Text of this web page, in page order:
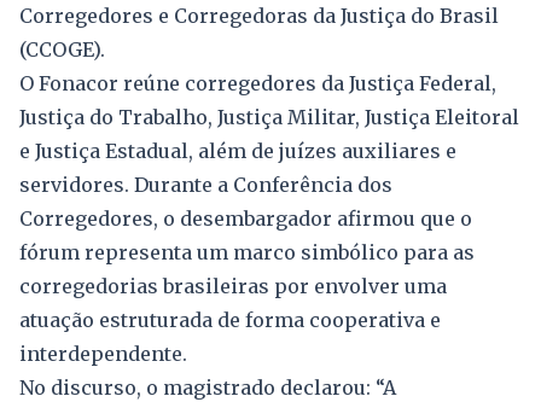
Corregedores e Corregedoras da Justiça do Brasil
(CCOGE).
O Fonacor reúne corregedores da Justiça Federal,
Justiça do Trabalho, Justiça Militar, Justiça Eleitoral
e Justiça Estadual, além de juízes auxiliares e
servidores. Durante a Conferência dos
Corregedores, o desembargador afirmou que o
fórum representa um marco simbólico para as
corregedorias brasileiras por envolver uma
atuação estruturada de forma cooperativa e
interdependente.
No discurso, o magistrado declarou: “A